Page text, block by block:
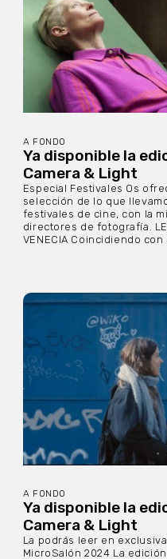
A FONDO
Ya disponible la
Camera & Light
Especial Festivales Os
selección de lo que
festivales de cine, con la
directores de fotografía.
VENECIA Coincidiendo con
A FONDO
Ya disponible la
Camera & Light
La podrás leer en
MicroSalón 2024 La